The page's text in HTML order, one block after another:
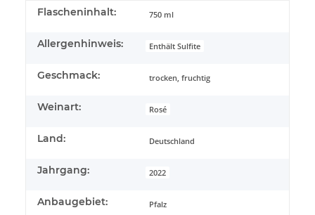
Flascheninhalt: 750 ml
Allergenhinweis: Enthält Sulfite
Geschmack: trocken, fruchtig
Weinart: Rosé
Land: Deutschland
Jahrgang: 2022
Anbaugebiet: Pfalz